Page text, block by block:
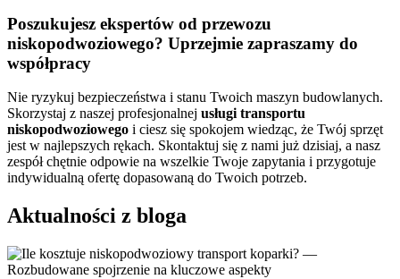
Poszukujesz ekspertów od przewozu
niskopodwoziowego? Uprzejmie zapraszamy do
współpracy
Nie ryzykuj bezpieczeństwa i stanu Twoich maszyn budowlanych.
Skorzystaj z naszej profesjonalnej usługi transportu
niskopodwoziowego i ciesz się spokojem wiedząc, że Twój sprzęt
jest w najlepszych rękach. Skontaktuj się z nami już dzisiaj, a nasz
zespół chętnie odpowie na wszelkie Twoje zapytania i przygotuje
indywidualną ofertę dopasowaną do Twoich potrzeb.
Aktualności z bloga